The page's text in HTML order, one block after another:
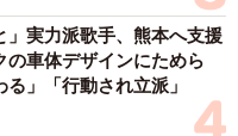
」実力派歌手、熊本へ支援
車体デザインにためら
」「行動され立派」